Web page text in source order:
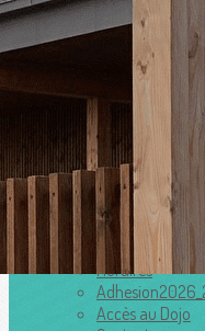
Menu
Ajoutez un logo, un bouton,
Cliquez pour éditer
Accueil▴ ▾
Le club ▾
Horaires
Accès au Dojo